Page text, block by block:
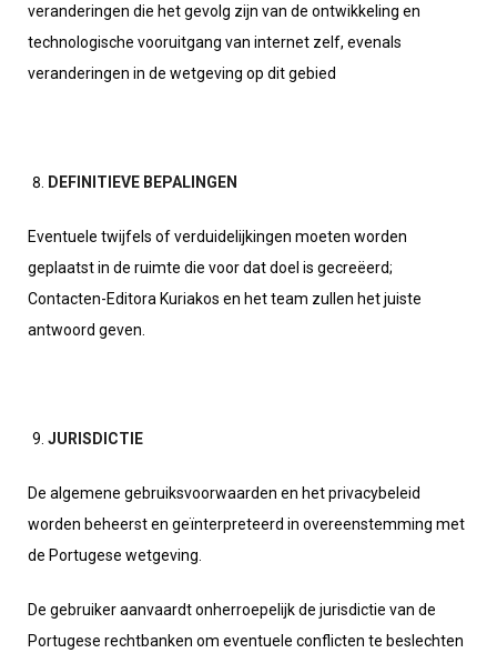
veranderingen die het gevolg zijn van de ontwikkeling en
technologische vooruitgang van internet zelf, evenals
veranderingen in de wetgeving op dit gebied
DEFINITIEVE BEPALINGEN
Eventuele twijfels of verduidelijkingen moeten worden
geplaatst in de ruimte die voor dat doel is gecreëerd;
Contacten-Editora Kuriakos en het team zullen het juiste
antwoord geven.
JURISDICTIE
De algemene gebruiksvoorwaarden en het privacybeleid
worden beheerst en geïnterpreteerd in overeenstemming met
de Portugese wetgeving.
De gebruiker aanvaardt onherroepelijk de jurisdictie van de
Portugese rechtbanken om eventuele conflicten te beslechten